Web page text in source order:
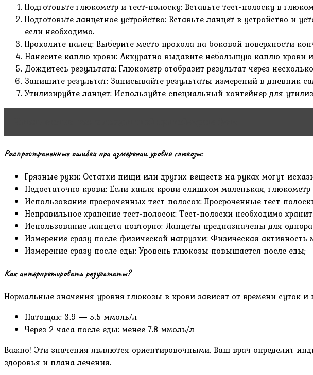
Подготовьте глюкометр и тест-полоску: Вставьте тест-полоску в
Подготовьте ланцетное устройство: Вставьте ланцет в устройство и
если необходимо.
Проколите палец: Выберите место прокола на боковой поверхности
Нанесите каплю крови: Аккуратно выдавите небольшую каплю крови
Дождитесь результата: Глюкометр отобразит результат через
Запишите результат: Записывайте результаты измерений в дневник
Утилизируйте ланцет: Используйте специальный контейнер для
Распространенные ошибки при измерении уровня глюкозы:
Грязные руки: Остатки пищи или других веществ на руках могут
Недостаточно крови: Если капля крови слишком маленькая,
Использование просроченных тест-полосок: Просроченные тест-
Неправильное хранение тест-полосок: Тест-полоски необходимо
Использование ланцета повторно: Ланцеты предназначены для
Измерение сразу после физической нагрузки: Физическая
Измерение сразу после еды: Уровень глюкозы повышается после еды;
Как интерпретировать результаты?
Нормальные значения уровня глюкозы в крови зависят от времени суток
Натощак: 3.9 ― 5.5 ммоль/л
Через 2 часа после еды: менее 7.8 ммоль/л
Важно! Эти значения являются ориентировочными. Ваш врач определит
здоровья и плана лечения.